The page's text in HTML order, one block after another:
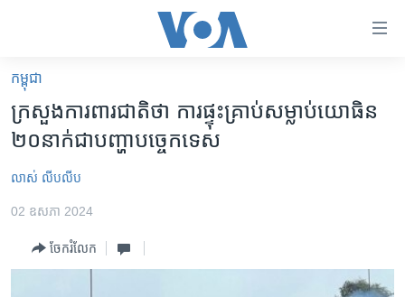
គេហទំព័រ​
ទាក់ទង
រំលង​
និង​
ទំព័រ​
កម្ពុជា
អន្តរជាតិ
កម្ពុជាច្នៃប្រតិដ្ឋ
កម្ពុជា
ក្រសួង​ការពារ​ជាតិ​ថា ការ​ផ្ទុះគ្រាប់​សម្លាប់​យោធិន​
២០នាក់​ជា​បញ្ហា​បច្ចេកទេស
លាស់ លីបលីប
02 ឧសភា 2024
ចែករំលែក